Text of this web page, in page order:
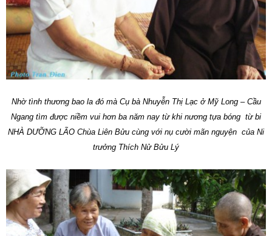
Nhờ tình thương bao la đó mà Cụ bà Nhuyễn Thị Lạc ở Mỹ Long – Cầu
Ngang tìm được niềm vui hơn ba năm nay từ khi nương tựa bóng từ bi
NHÀ DƯỠNG LÃO Chùa Liên Bửu cùng với nụ cười mãn nguyện của Ni
trưởng Thích Nử Bửu Lý